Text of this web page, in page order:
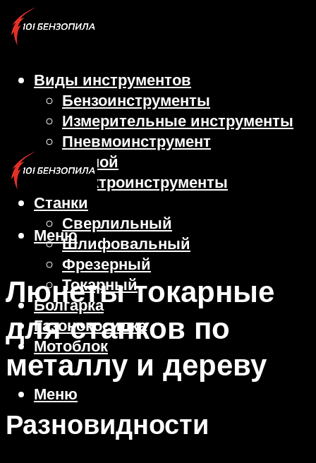
Виды инструментов
Бензоинструменты
Измерительные инструменты
Пневмоинструмент
Ручной
Электроинструменты
Станки
Сверлильный
Шлифовальный
Фрезерный
Токарный
Болгарка
Газонокосилка
Мотоблок
Меню
Меню
Люнеты токарные
для станков по
металлу и дереву
Разновидности